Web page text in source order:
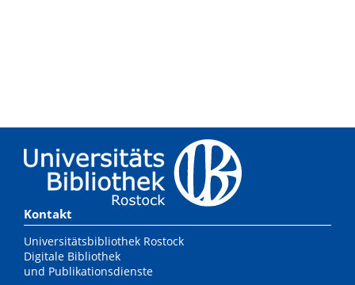
Kontakt
Universitätsbibliothek Rostock
Digitale Bibliothek
und Publikationsdienste